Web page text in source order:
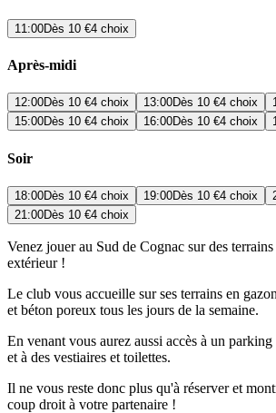
11:00Dès 10 €4 choix
Après-midi
12:00Dès 10 €4 choix 13:00Dès 10 €4 choix
15:00Dès 10 €4 choix 16:00Dès 10 €4 choix
Soir
18:00Dès 10 €4 choix 19:00Dès 10 €4 choix
21:00Dès 10 €4 choix
Venez jouer au Sud de Cognac sur des
extérieur !
Le club vous accueille sur ses terrains en
et béton poreux tous les jours de la semaine.
En venant vous aurez aussi accès à un
et à des vestiaires et toilettes.
Il ne vous reste donc plus qu'à réserver et
coup droit à votre partenaire !